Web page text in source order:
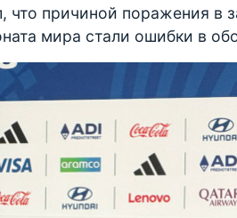
что причиной поражения в
мира стали ошибки в